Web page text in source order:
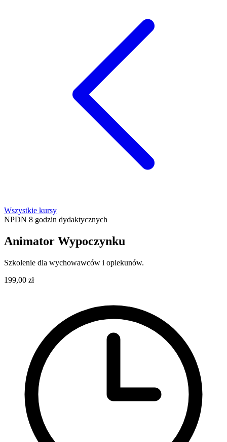
Wszystkie kursy
NPDN 8 godzin dydaktycznych
Animator Wypoczynku
Szkolenie dla wychowawców i opiekunów.
199,00 zł